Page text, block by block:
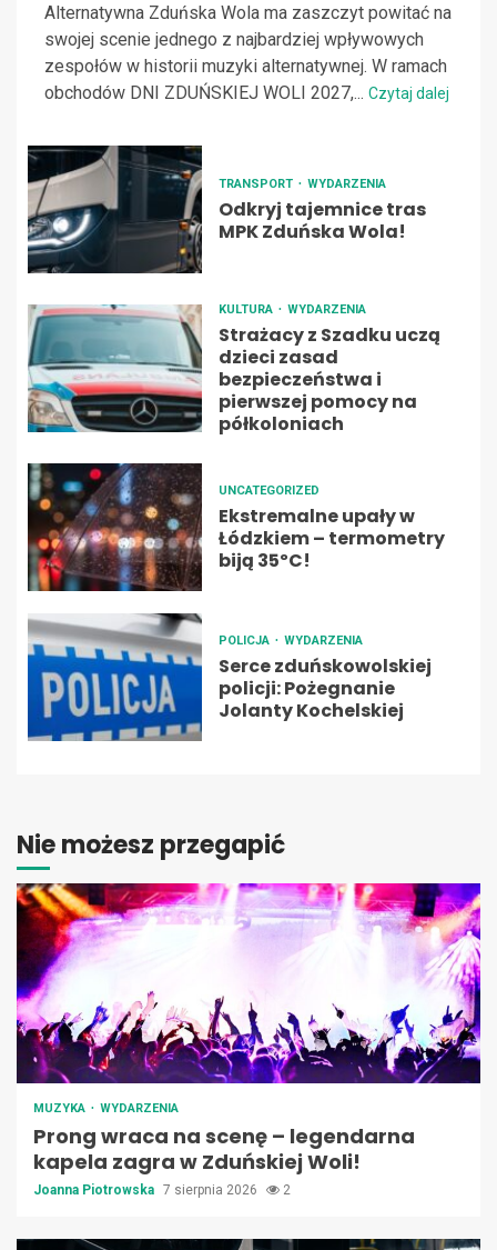
Alternatywna Zduńska Wola ma zaszczyt powitać na
swojej scenie jednego z najbardziej wpływowych
zespołów w historii muzyki alternatywnej. W ramach
obchodów DNI ZDUŃSKIEJ WOLI 2027,... Czytaj dalej
TRANSPORT WYDARZENIA
Odkryj tajemnice tras
MPK Zduńska Wola!
KULTURA WYDARZENIA
Strażacy z Szadku uczą
dzieci zasad
bezpieczeństwa i
pierwszej pomocy na
półkoloniach
UNCATEGORIZED
Ekstremalne upały w
Łódzkiem – termometry
biją 35ºC!
POLICJA WYDARZENIA
Serce zduńskowolskiej
policji: Pożegnanie
Jolanty Kochelskiej
Nie możesz przegapić
MUZYKA WYDARZENIA
Prong wraca na scenę – legendarna
kapela zagra w Zduńskiej Woli!
Joanna Piotrowska 7 sierpnia 2026 2